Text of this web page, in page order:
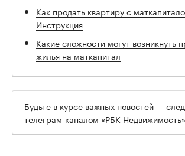
Как продать квартиру с
Инструкция
Какие сложности могут возникнуть
жилья на маткапитал
Будьте в курсе важных новостей —
телеграм-каналом «РБК-Недвижимость»